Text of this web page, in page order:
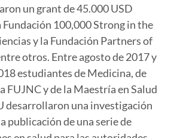
un grant de 45.000 USD
100,000 Strong in the
y la Fundación Partners of
otros. Entre agosto de 2017 y
estudiantes de Medicina, de
FUJNC y de la Maestría en Salud
desarrollaron una investigación
publicación de una serie de